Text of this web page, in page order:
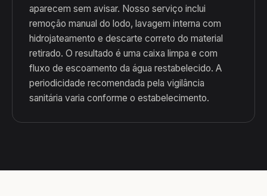
aparecem sem avisar. Nosso serviço inclui
remoção manual do lodo, lavagem interna com
hidrojateamento e descarte correto do material
retirado. O resultado é uma caixa limpa e com
fluxo de escoamento da água restabelecido. A
periodicidade recomendada pela vigilância
sanitária varia conforme o estabelecimento.